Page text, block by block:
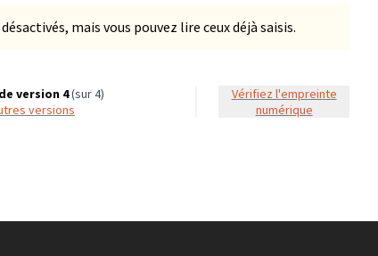
mais vous pouvez lire ceux déjà saisis.
version 4(sur 4)
versions
Vérifiez l'empreinte
numérique